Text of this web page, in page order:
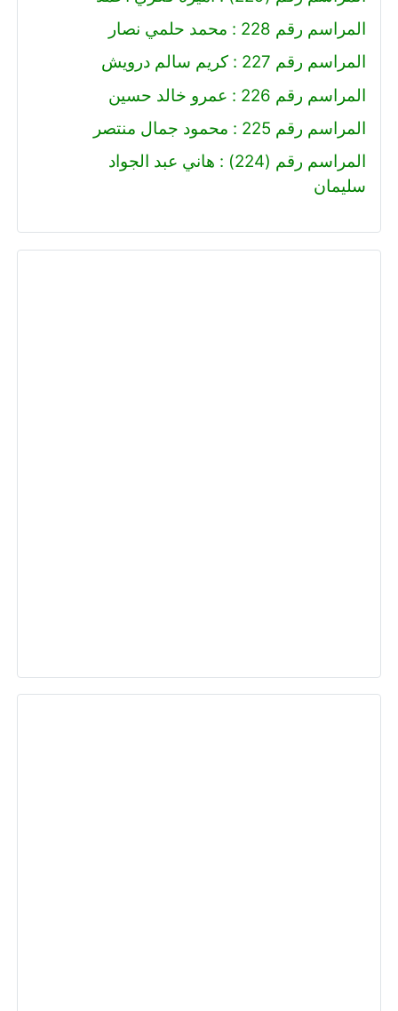
المراسم رقم 228 : محمد حلمي نصار
المراسم رقم 227 : كريم سالم درويش
المراسم رقم 226 : عمرو خالد حسين
المراسم رقم 225 : محمود جمال منتصر
المراسم رقم (224) : هاني عبد الجواد
سليمان